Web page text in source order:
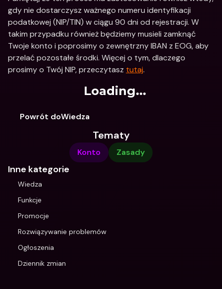
gdy nie dostarczysz ważnego numeru identyfikacji
podatkowej (NIP/TIN) w ciągu 90 dni od rejestracji. W
takim przypadku również będziemy musieli zamknąć
Twoje konto i poprosimy o zewnętrzny IBAN z EOG, aby
przelać pozostałe środki. Więcej o tym, dlaczego
prosimy o Twój NIP, przeczytasz tutaj.
Loading...
Powrót doWiedza
Tematy
Konto Zasady
Inne kategorie
Wiedza
Funkcje
Promocje
Rozwiązywanie problemów
Ogłoszenia
Dziennik zmian